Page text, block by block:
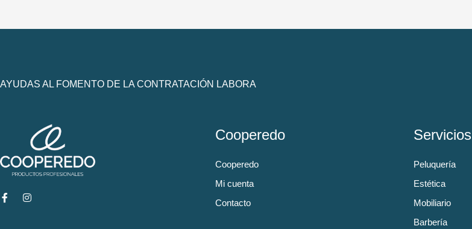
AYUDAS AL FOMENTO DE LA CONTRATACIÓN LABORA
Cooperedo
Cooperedo
Mi cuenta
Contacto
Servicios
Peluquería
Estética
Mobiliario
Barbería